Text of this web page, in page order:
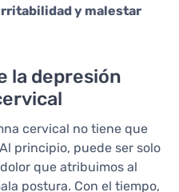
y malestar
la depresión
cervical no tiene que
principio, puede ser solo
que atribuimos al
postura. Con el tiempo,